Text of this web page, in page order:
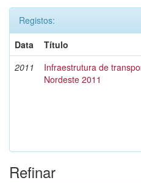
Registos:
Data
Título
2011
Infraestrutura de
Nordeste 2011
Refinar